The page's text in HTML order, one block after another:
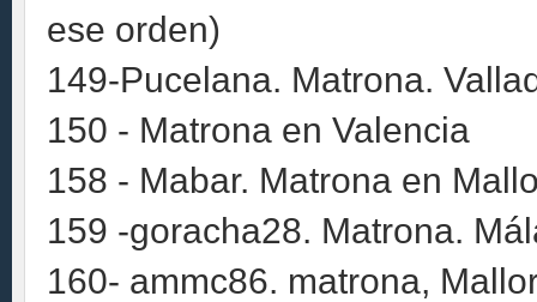
ese orden)
149-Pucelana. Matrona.
150 - Matrona en Valencia
158 - Mabar. Matrona en
159 -goracha28. Matrona.
160- ammc86. matrona,